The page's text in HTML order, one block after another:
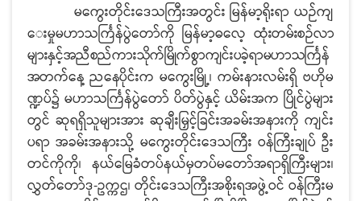
မကွေးတိုင်းဒေသကြီးအတွင်း မြန်မာ့ရိုးရာ ယဉ်ကျ
ေးမှုမဟာသင်္ကြန်ပွဲတော်ကို မြန်မာ့ဓလေ့ ထုံးတမ်းစဉ်လာ
များနှင့်အညီစည်ကားသိုက်မြိုက်စွာကျင်းပခဲ့ရာမဟာသင်္ကြန်
အတက်‌နေ့ ညနေပိုင်းက မကွေးမြို့၊ ကမ်းနားလမ်းရှိ ဗဟိုမ
ဏ္ဍပ်၌ မဟာသင်္ကြန်ပွဲတော် ပိတ်ပွဲနှင့် ယိမ်းအက ပြိုင်ပွဲများ
တွင် ဆုရရှိသူများအား ဆုချီးမြှင့်ခြင်းအခမ်းအနားကို ကျင်း
ပရာ အခမ်းအနားသို့ မကွေးတိုင်းဒေသကြီး ဝန်ကြီးချုပ် ဦး
တင်ကိုကို၊ နယ်မြေခံတပ်နယ်မှတပ်မတော်အရာရှိကြီးများ၊
လွှတ်တော်ဒု-ဥက္ကဌ၊ တိုင်းဒေသကြီးအစိုးရအဖွဲ့ဝင် ဝန်ကြီးမ